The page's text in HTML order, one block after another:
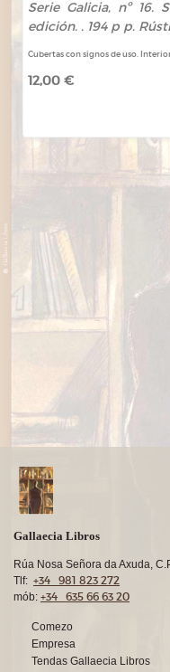
Serie Galicia, nº 16.
edición. . 194 p p.
Cubertas con signos de uso.
12,00 €
Gallaecia Libros
Rúa Nosa Señora da Axuda,
Tlf: +34 981 823 272
mób: +34 635 66 63 20
Comezo
Empresa
Tendas Gallaecia Libros